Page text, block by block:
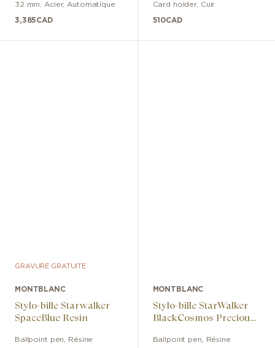
32 mm Acier, Automatique
3,385CAD
Card holder, Cuir
510CAD
GRAVURE GRATUITE
MONTBLANC
Stylo-bille Starwalker
SpaceBlue Resin
Ballpoint pen Résine
MONTBLANC
Stylo-bille StarWalker
BlackCosmos Precious
Ballpoint pen Résine